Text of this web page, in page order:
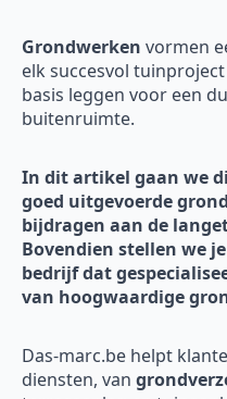
Grondwerken vormen
elk succesvol
basis leggen voor een
buitenruimte.
In dit artikel gaan we
goed uitgevoerde
bijdragen aan de
Bovendien stellen we
bedrijf dat
van hoogwaardige
Das-marc.be helpt
diensten, van